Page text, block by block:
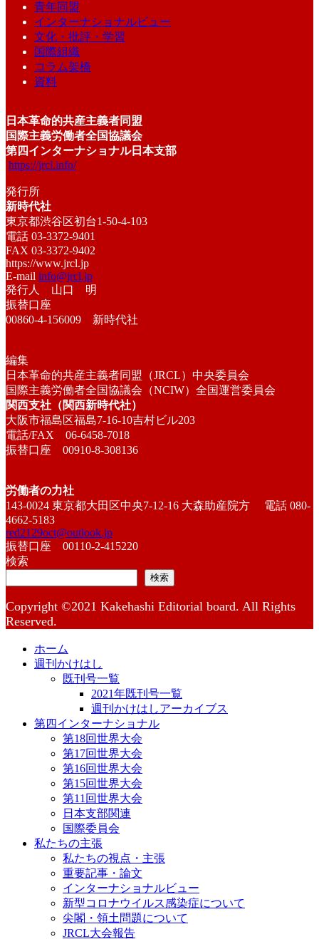
青年同盟
インターナショナルビュー
文化・批評・学習
国際組織
コラム架橋
資料
日本革命的共産主義者同盟
国際主義労働者全国協議会
第四インターナショナル日本支部
https://jrcl.info/
発行所
新時代社
東京都渋谷区初台1-50-4-103
電話 03-3372-9401
FAX 03-3372-9402
https://www.jrcl.jp
E-mail info@jrcl.jp
発行人 山口 明
振替口座
00860-4-156009 新時代社
編集
日本革命的共産主義者同盟（JRCL）中央委員会
国際主義労働者全国協議会（NCIW）全国運営委員会
関西支社（関西新時代社）
大阪市福島区福島7-16-10吉村ビル203
電話/FAX 06-6458-7018
振替口座 00910-8-308136
労働者の力社
143-0024 東京都大田区中央7-12-16 大森助産院方 電話 080-
4662-5183
red2129oct@outlook.jp
振替口座 00110-2-415220
検索
検索
Copyright ©2021 Kakehashi Editorial board. All Rights
Reserved.
ホーム
週刊かけはし
既刊号一覧
2021年既刊号一覧
週刊かけはしアーカイブス
第四インターナショナル
第18回世界大会
第17回世界大会
第16回世界大会
第15回世界大会
第11回世界大会
日本支部関連
国際委員会
私たちの主張
私たちの視点・主張
重要記事・論文
インターナショナルビュー
新型コロナウイルス感染症について
尖閣・領土問題について
JRCL大会報告